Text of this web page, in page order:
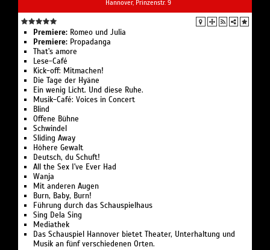
Hannover, Prinzenstr. 9
Premiere: Romeo und Julia
Premiere: Propadanga
That's amore
Lese-Café
Kick-off: Mitmachen!
Die Tage der Hyäne
Ein wenig Licht. Und diese Ruhe.
Musik-Café: Voices in Concert
Blind
Offene Bühne
Schwindel
Sliding Away
Höhere Gewalt
Deutsch, du Schuft!
All the Sex I've Ever Had
Wanja
Mit anderen Augen
Burn, Baby, Burn!
Führung durch das Schauspielhaus
Sing Dela Sing
Mediathek
Das Schauspiel Hannover bietet Theater, Unterhaltung und
Musik an fünf verschiedenen Orten.